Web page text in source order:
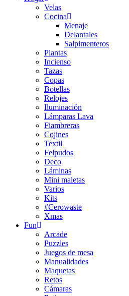
Velas
Cocina
Menaje
Delantales
Salpimenteros
Plantas
Incienso
Tazas
Copas
Botellas
Relojes
Iluminación
Lámparas Lava
Fiambreras
Cojines
Textil
Felpudos
Deco
Láminas
Mini maletas
Varios
Kits
#Cerowaste
Xmas
Fun
Arcade
Puzzles
Juegos de mesa
Manualidades
Maquetas
Retos
Cámaras